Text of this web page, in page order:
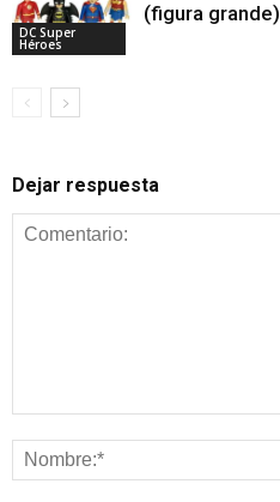
DC Super
Héroes
(figura grande)
Dejar respuesta